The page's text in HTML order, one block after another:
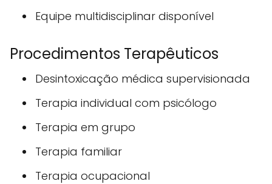
Equipe multidisciplinar disponível
Procedimentos Terapêuticos
Desintoxicação médica supervisionada
Terapia individual com psicólogo
Terapia em grupo
Terapia familiar
Terapia ocupacional